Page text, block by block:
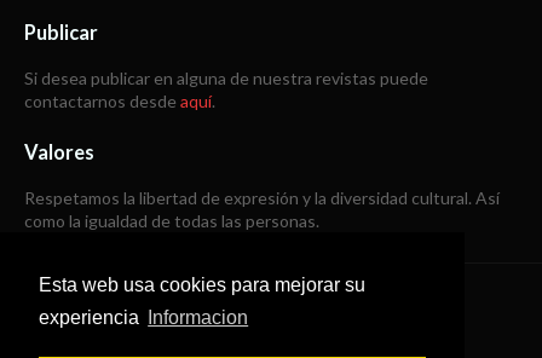
Esta web usa cookies para mejorar su
experiencia
Informacion
Publicar
Si desea publicar en alguna de nuestra revistas puede
contactarnos desde aquí.
Valores
Respetamos la libertad de expresión y la diversidad cultural. Así
como la igualdad de todas las personas.
Copyright © 1998 -